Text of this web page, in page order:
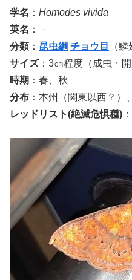
学名 ： Homodes vivida
英名 ：－
分類： 昆虫綱 チョウ目 （鱗
サイズ：3㎝程度（成虫・開
時期 ：春、秋
分布 ：本州（関東以西？）
レッドリスト(絶滅危惧種)